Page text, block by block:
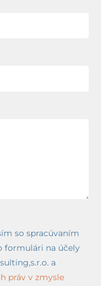
so spracúvaním
formulári na účely
a
práv v zmysle